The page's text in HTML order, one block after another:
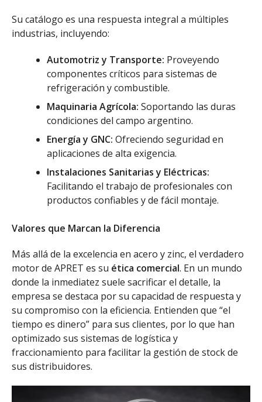
Su catálogo es una respuesta integral a múltiples
industrias, incluyendo:
Automotriz y Transporte: Proveyendo
componentes críticos para sistemas de
refrigeración y combustible.
Maquinaria Agrícola: Soportando las duras
condiciones del campo argentino.
Energía y GNC: Ofreciendo seguridad en
aplicaciones de alta exigencia.
Instalaciones Sanitarias y Eléctricas:
Facilitando el trabajo de profesionales con
productos confiables y de fácil montaje.
Valores que Marcan la Diferencia
Más allá de la excelencia en acero y zinc, el verdadero
motor de APRET es su ética comercial. En un mundo
donde la inmediatez suele sacrificar el detalle, la
empresa se destaca por su capacidad de respuesta y
su compromiso con la eficiencia. Entienden que “el
tiempo es dinero” para sus clientes, por lo que han
optimizado sus sistemas de logística y
fraccionamiento para facilitar la gestión de stock de
sus distribuidores.